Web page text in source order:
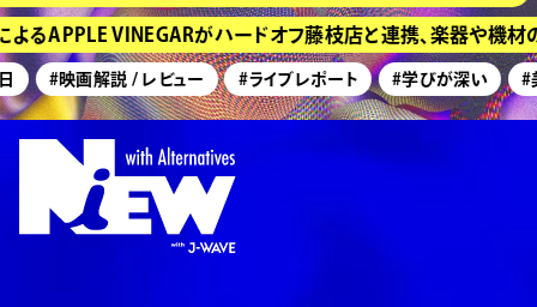
APPLE VINEGARがハードオフ藤枝店と連携、楽器や機材の
#映画解説 / レビュー #ライブレポート #学びが深い #美